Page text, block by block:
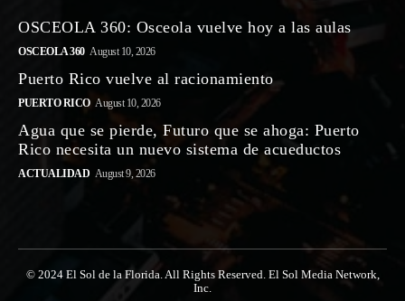
OSCEOLA 360: Osceola vuelve hoy a las aulas
OSCEOLA 360 August 10, 2026
Puerto Rico vuelve al racionamiento
PUERTO RICO August 10, 2026
Agua que se pierde, Futuro que se ahoga: Puerto
Rico necesita un nuevo sistema de acueductos
ACTUALIDAD August 9, 2026
© 2024 El Sol de la Florida. All Rights Reserved. El Sol Media Network,
Inc.